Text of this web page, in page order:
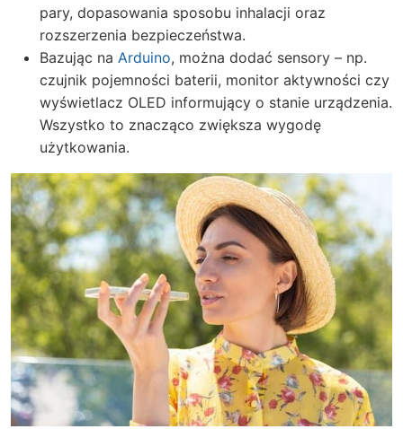
pary, dopasowania sposobu inhalacji oraz
rozszerzenia bezpieczeństwa.
Bazując na Arduino, można dodać sensory – np.
czujnik pojemności baterii, monitor aktywności czy
wyświetlacz OLED informujący o stanie urządzenia.
Wszystko to znacząco zwiększa wygodę
użytkowania.